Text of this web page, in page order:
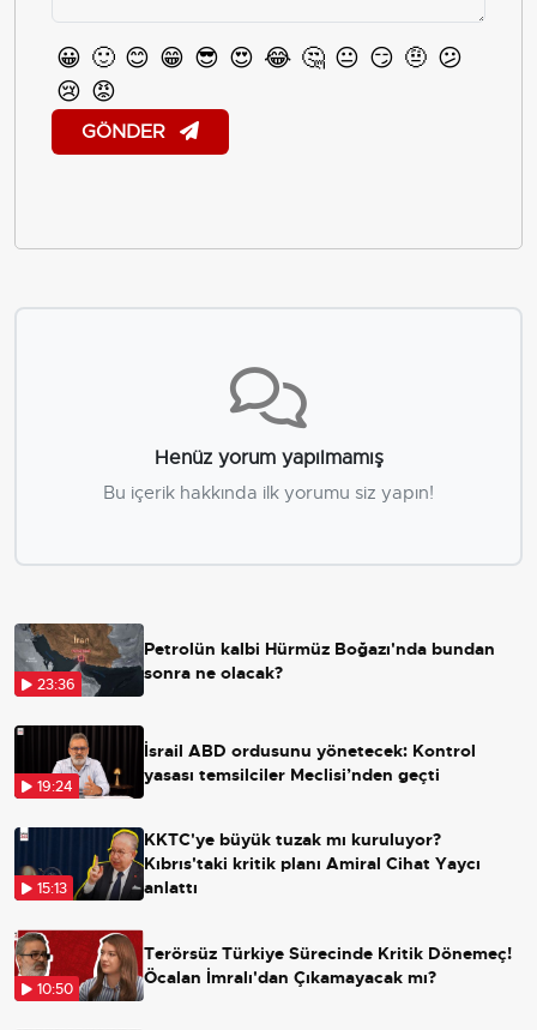
😀 🙂 😊 😁 😎 😍 😂 🤔 😐 😏 🤨 😕
😢 😡
GÖNDER
Henüz yorum yapılmamış
Bu içerik hakkında ilk yorumu siz yapın!
23:36
Petrolün kalbi Hürmüz Boğazı'nda bundan
sonra ne olacak?
19:24
İsrail ABD ordusunu yönetecek: Kontrol
yasası temsilciler Meclisi’nden geçti
15:13
KKTC'ye büyük tuzak mı kuruluyor?
Kıbrıs'taki kritik planı Amiral Cihat Yaycı
anlattı
10:50
Terörsüz Türkiye Sürecinde Kritik Dönemeç!
Öcalan İmralı'dan Çıkamayacak mı?